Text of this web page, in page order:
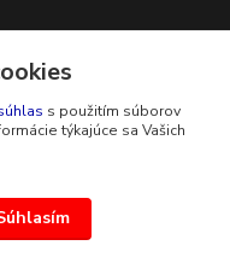
s použitím súborov
týkajúce sa Vašich